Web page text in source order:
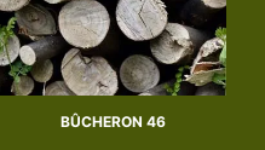
BÛCHERON 46